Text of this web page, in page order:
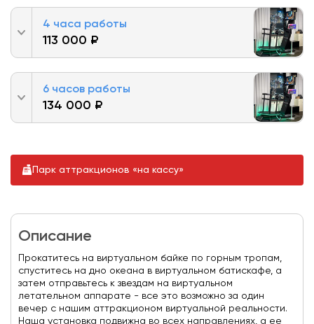
4 часа работы
113 000 ₽
6 часов работы
134 000 ₽
Парк аттракционов «на кассу»
Описание
Прокатитесь на виртуальном байке по горным тропам,
спуститесь на дно океана в виртуальном батискафе, а
затем отправьтесь к звездам на виртуальном
летательном аппарате - все это возможно за один
вечер с нашим аттракционом виртуальной реальности.
Наша установка подвижна во всех направлениях, а ее